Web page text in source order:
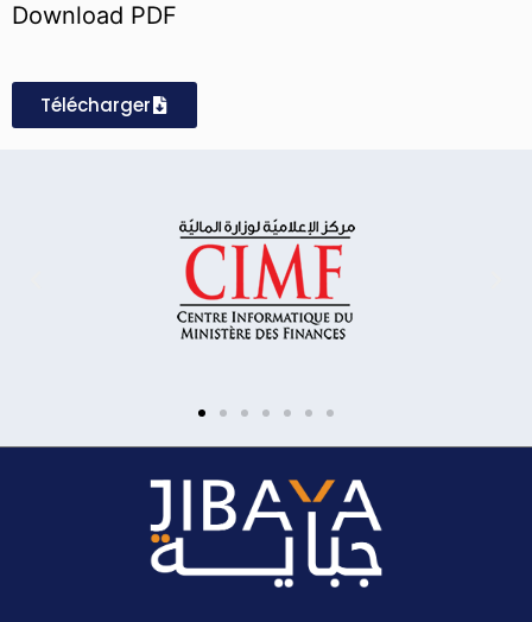
Download PDF
Télécharger